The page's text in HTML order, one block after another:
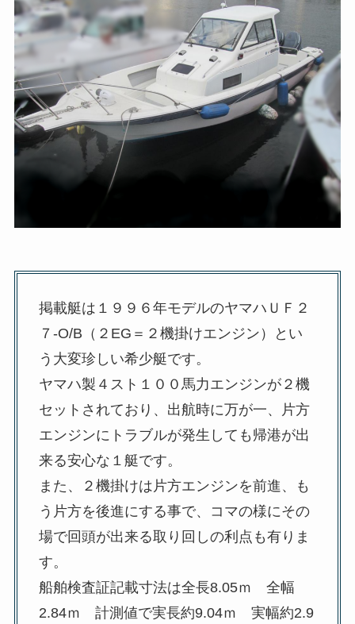
掲載艇は１９９６年モデルのヤマハＵＦ２
７-O/B（２EG＝２機掛けエンジン）とい
う大変珍しい希少艇です。
ヤマハ製４スト１００馬力エンジンが２機
セットされており、出航時に万が一、片方
エンジンにトラブルが発生しても帰港が出
来る安心な１艇です。
また、２機掛けは片方エンジンを前進、も
う片方を後進にする事で、コマの様にその
場で回頭が出来る取り回しの利点も有りま
す。
船舶検査証記載寸法は全長8.05ｍ 全幅
2.84ｍ 計測値で実長約9.04ｍ 実幅約2.9